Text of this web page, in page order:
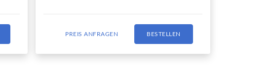
PREIS ANFRAGEN BESTELLEN